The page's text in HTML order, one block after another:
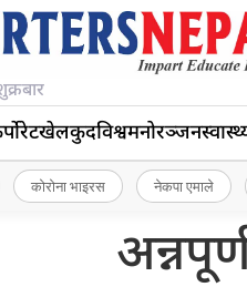
खेलकुदविश्वमनोरञ्जन
कोरोना भाइरस नेकपा एमाले